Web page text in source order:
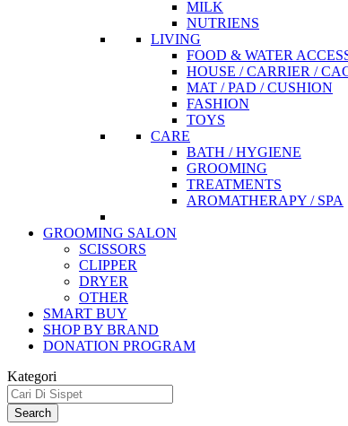
MILK
NUTRIENS
LIVING
FOOD & WATER
HOUSE / CARRIER /
MAT / PAD / CUSHION
FASHION
TOYS
CARE
BATH / HYGIENE
GROOMING
TREATMENTS
AROMATHERAPY / SPA
GROOMING SALON
SCISSORS
CLIPPER
DRYER
OTHER
SMART BUY
SHOP BY BRAND
DONATION PROGRAM
Kategori
Search